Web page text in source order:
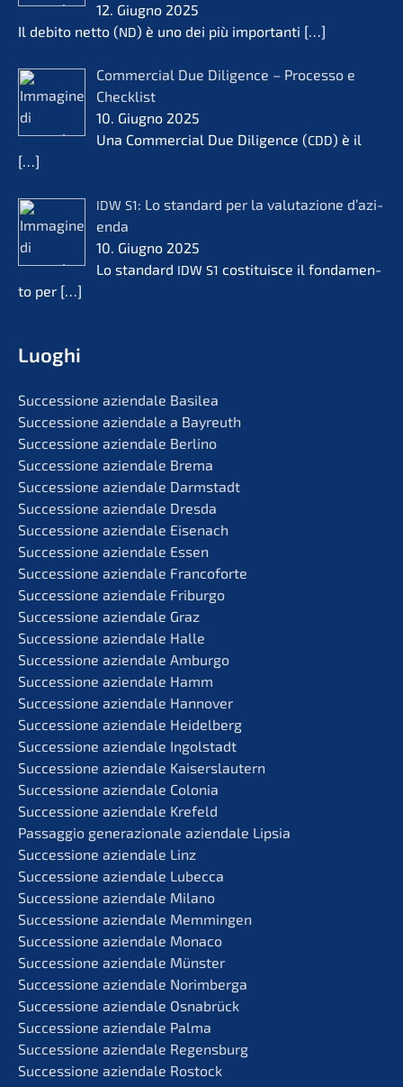
12. Giugno 2025
Il debito netto (ND) è uno dei più importan­ti […]
Commer­cial Due Diligence – Proces­so e
Check­list
10. Giugno 2025
Una Commer­cial Due Diligence (CDD) è il
[…]
IDW S1: Lo standard per la valuta­zio­ne d’azi­
en­da
10. Giugno 2025
Lo standard IDW S1 costi­tuis­ce il fonda­men­
to per […]
Luoghi
Succes­sio­ne aziend­a­le Basilea
Succes­sio­ne aziend­a­le a Bayreuth
Succes­sio­ne aziend­a­le Berlino
Succes­sio­ne aziend­a­le Brema
Succes­sio­ne aziend­a­le Darmstadt
Succes­sio­ne aziend­a­le Dresda
Succes­sio­ne aziend­a­le Eisenach
Succes­sio­ne aziend­a­le Essen
Succes­sio­ne aziend­a­le Francoforte
Succes­sio­ne aziend­a­le Friburgo
Succes­sio­ne aziend­a­le Graz
Succes­sio­ne aziend­a­le Halle
Succes­sio­ne aziend­a­le Amburgo
Succes­sio­ne aziend­a­le Hamm
Succes­sio­ne aziend­a­le Hannover
Succes­sio­ne aziend­a­le Heidelberg
Succes­sio­ne aziend­a­le Ingolstadt
Succes­sio­ne aziend­a­le Kaiserslautern
Succes­sio­ne aziend­a­le Colonia
Succes­sio­ne aziend­a­le Krefeld
Passag­gio genera­zio­na­le aziend­a­le Lipsia
Succes­sio­ne aziend­a­le Linz
Succes­sio­ne aziend­a­le Lubecca
Succes­sio­ne aziend­a­le Milano
Succes­sio­ne aziend­a­le Memmingen
Succes­sio­ne aziend­a­le Monaco
Succes­sio­ne aziend­a­le Münster
Succes­sio­ne aziend­a­le Norimberga
Succes­sio­ne aziend­a­le Osnabrück
Succes­sio­ne aziend­a­le Palma
Succes­sio­ne aziend­a­le Regensburg
Succes­sio­ne aziend­a­le Rostock